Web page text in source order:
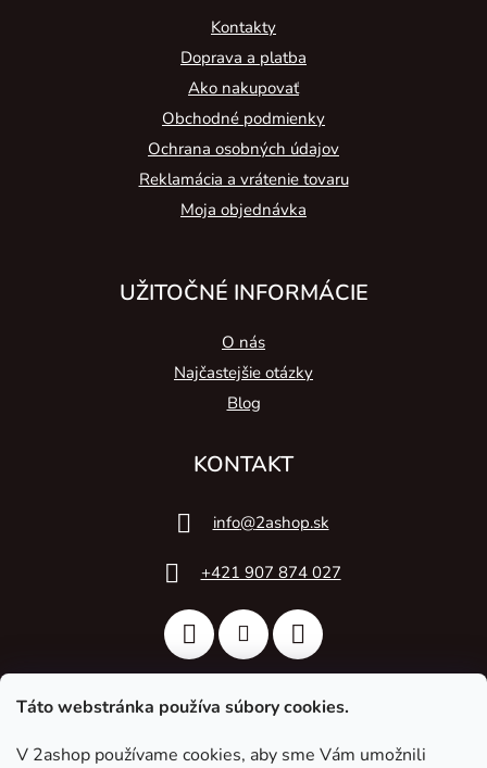
Táto webstránka používa súbory cookies.
V 2ashop používame cookies, aby sme Vám umožnili
Kontakty
Doprava a platba
Ako nakupovať
Obchodné podmienky
Ochrana osobných údajov
Reklamácia a vrátenie tovaru
Moja objednávka
UŽITOČNÉ INFORMÁCIE
O nás
Najčastejšie otázky
Blog
KONTAKT
info@2ashop.sk
+421 907 874 027
2A Acoustic